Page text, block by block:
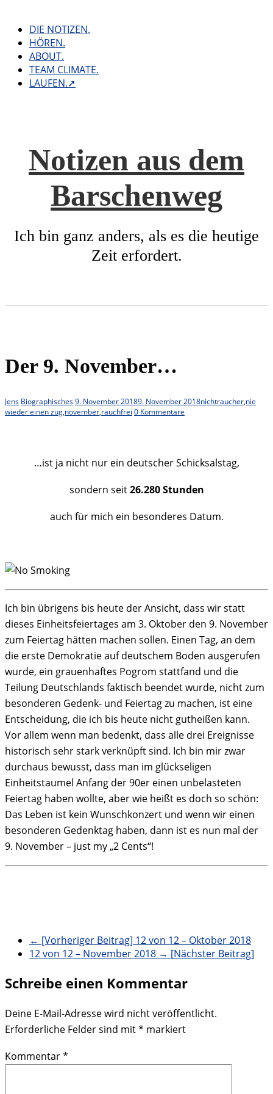
contentDIE NOTIZEN.
HÖREN.
ABOUT.
TEAM CLIMATE.
LAUFEN.➚
Notizen aus dem
Barschenweg
Ich bin ganz anders, als es die heutige
Zeit erfordert.
Der 9. November…
Jens Biographisches9. November 20189. November 2018nichtraucher,nie
wieder einen zug,november,rauchfrei 0 Kommentare
…ist ja nicht nur ein deutscher Schicksalstag,
sondern seit26.280 Stunden
auch für mich ein besonderes Datum.
Ich bin übrigens bis heute der Ansicht, dass wir statt
dieses Einheitsfeiertages am 3. Oktober den 9. November
zum Feiertag hätten machen sollen. Einen Tag, an dem
die erste Demokratie auf deutschem Boden ausgerufen
wurde, ein grauenhaftes Pogrom stattfand und die
Teilung Deutschlands faktisch beendet wurde, nicht zum
besonderen Gedenk- und Feiertag zu machen, ist eine
Entscheidung, die ich bis heute nicht gutheißen kann.
Vor allem wenn man bedenkt, dass alle drei Ereignisse
historisch sehr stark verknüpft sind. Ich bin mir zwar
durchaus bewusst, dass man im glückseligen
Einheitstaumel Anfang der 90er einen unbelasteten
Feiertag haben wollte, aber wie heißt es doch so schön:
Das Leben ist kein Wunschkonzert und wenn wir einen
besonderen Gedenktag haben, dann ist es nun mal der
9. November – just my „2 Cents“!
← [Vorheriger Beitrag] 12 von 12 – Oktober 2018
12 von 12 – November 2018 → [Nächster Beitrag]
Schreibe einen Kommentar
Deine E-Mail-Adresse wird nicht veröffentlicht.
Erforderliche Felder sind mit* markiert
Kommentar*